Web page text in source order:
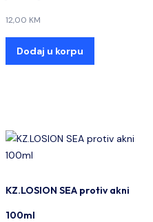
12,00 KM
Dodaj u korpu
KZ.LOSION SEA protiv akni
100ml